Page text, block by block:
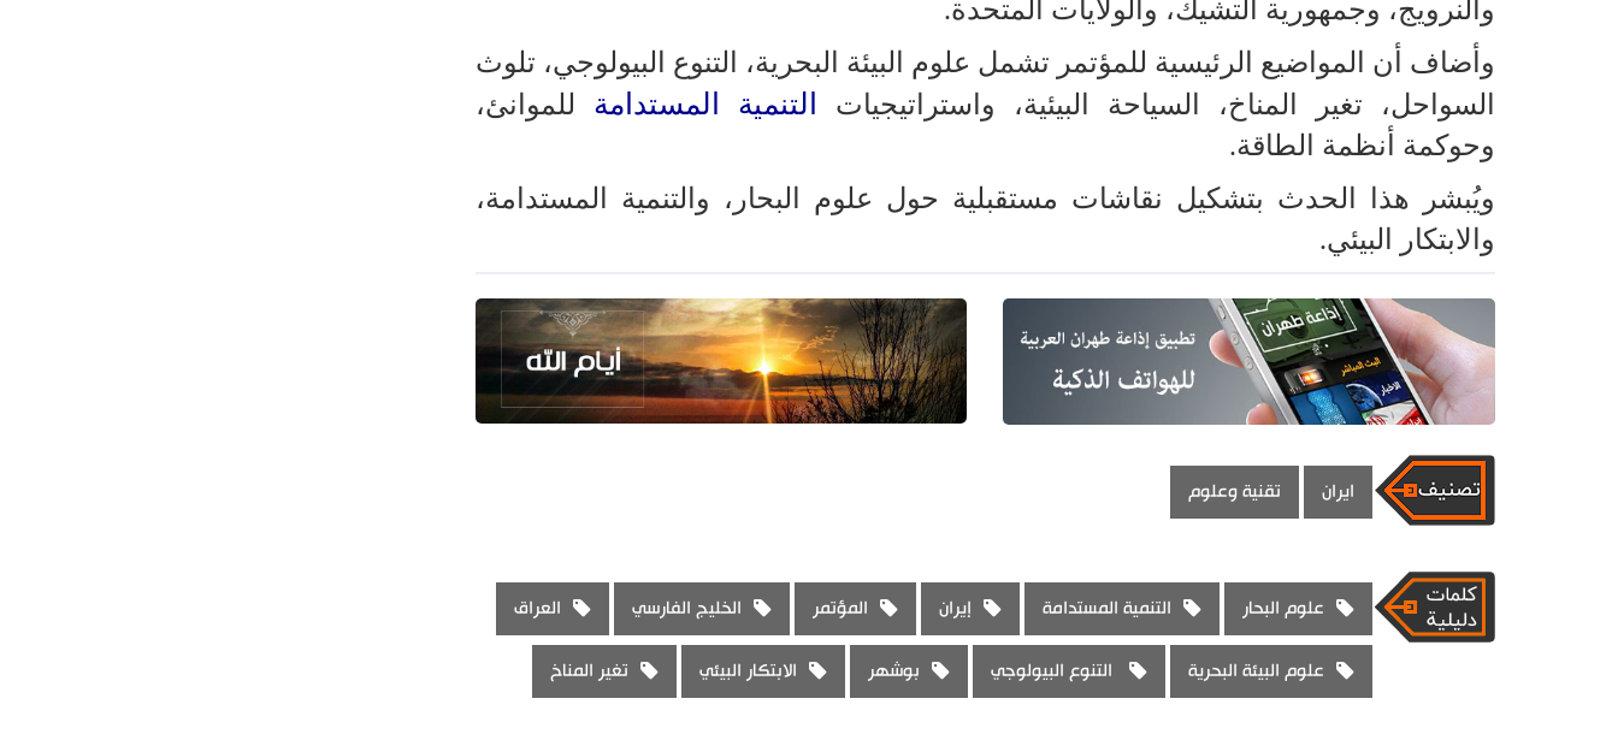
والنرويج، وجمهورية التشيك، والولايات المتحدة.
وأضاف أن المواضيع الرئيسية للمؤتمر تشمل علوم البيئة البحرية، التنوع البيولوجي، تلوث
السواحل، تغير المناخ، السياحة البيئية، واستراتيجيات
التنمية المستدامة للموانئ،
وحوكمة أنظمة الطاقة.
ويُبشر هذا الحدث بتشكيل نقاشات مستقبلية حول علوم البحار، والتنمية المستدامة،
والابتكار البيئي.
ايران تقنية وعلوم
علوم البحار التنمية المستدامة إيران المؤتمر الخليج الفارسي العراق
علوم البيئة البحرية التنوع البيولوجي بوشهر الابتكار البيئي تغير المناخ